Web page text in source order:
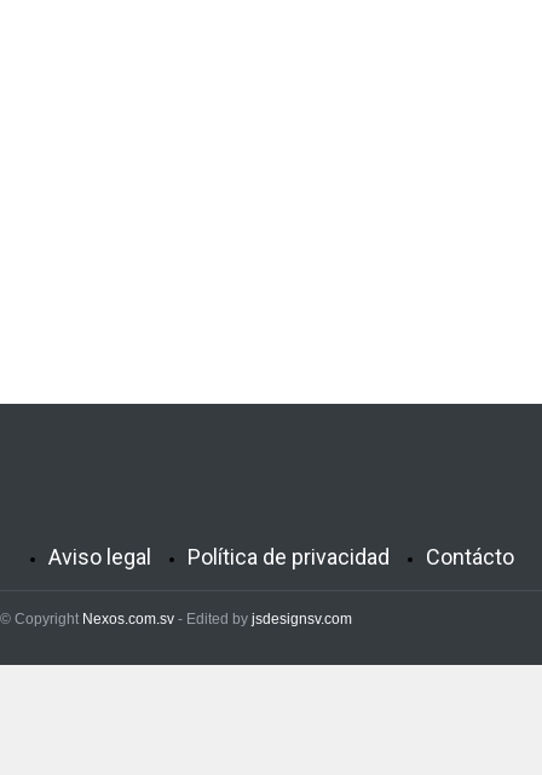
Aviso legal Política de privacidad Contácto
© Copyright Nexos.com.sv - Edited by jsdesignsv.com